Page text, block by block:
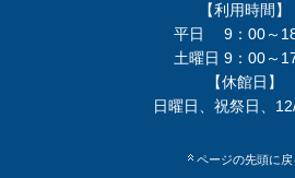
【利用時間】
平日 9：00～
土曜日 9：00～
【休館日】
日曜日、祝祭日、
ページの先頭に戻